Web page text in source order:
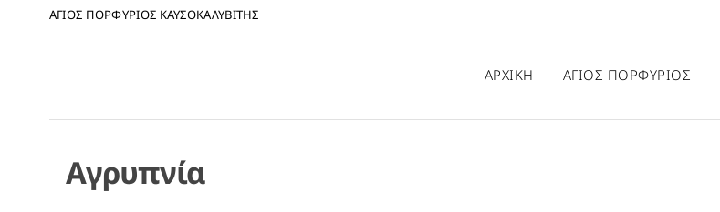
ΑΓΙΟΣ ΠΟΡΦΥΡΙΟΣ ΚΑΥΣΟΚΑΛΥΒΙΤΗΣ
ΑΡΧΙΚΗ ΑΓΙΟΣ ΠΟΡΦΥΡΙΟΣ
Αγρυπνία